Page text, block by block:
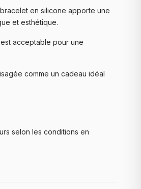
en silicone apporte une
et esthétique.
acceptable pour une
comme un cadeau idéal
selon les conditions en